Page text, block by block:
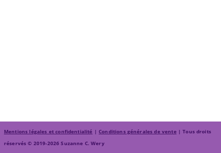
Mentions légales et confidentialité |Conditions générales de vente| Tous droits
réservés © 2019-2026 Suzanne C. Wery